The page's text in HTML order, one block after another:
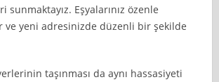
sunmaktayız. Eşyalarınız özenle
ve yeni adresinizde düzenli bir şekilde
taşınması da aynı hassasiyeti